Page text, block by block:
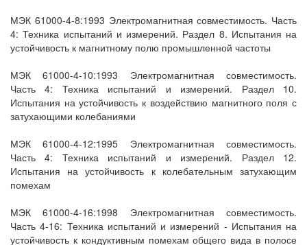
МЭК 61000-4-8:1993 Электромагнитная совместимость. Часть
4: Техника испытаний и измерений. Раздел 8. Испытания на
устойчивость к магнитному полю промышленной частоты
МЭК 61000-4-10:1993 Электромагнитная совместимость.
Часть 4: Техника испытаний и измерений. Раздел 10.
Испытания на устойчивость к воздействию магнитного поля с
затухающими колебаниями
МЭК 61000-4-12:1995 Электромагнитная совместимость.
Часть 4: Техника испытаний и измерений. Раздел 12.
Испытания на устойчивость к колебательным затухающим
помехам
МЭК 61000-4-16:1998 Электромагнитная совместимость.
Часть 4-16: Техника испытаний и измерений - Испытания на
устойчивость к кондуктивным помехам общего вида в полосе